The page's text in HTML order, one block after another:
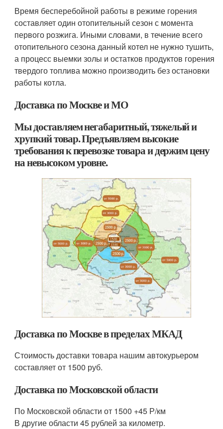
Время бесперебойной работы в режиме горения
составляет один отопительный сезон с момента
первого розжига. Иными словами, в течение всего
отопительного сезона данный котел не нужно тушить,
а процесс выемки золы и остатков продуктов горения
твердого топлива можно производить без остановки
работы котла.
Доставка по Москве и МО
Мы доставляем негабаритный, тяжелый и
хрупкий товар. Предъявляем высокие
требования к перевозке товара и держим цену
на невысоком уровне.
Доставка по Москве в пределах МКАД
Стоимость доставки товара нашим автокурьером
составляет от 1500 руб.
Доставка по Московской области
По Московской области от 1500 +45 Р/км
В другие области 45 рублей за километр.